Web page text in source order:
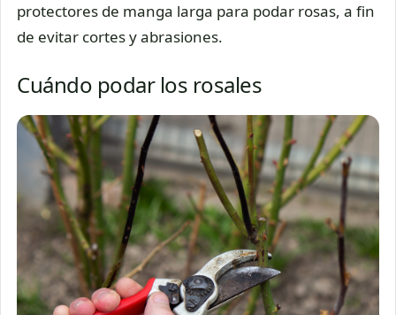
protectores de manga larga para podar rosas, a fin
de evitar cortes y abrasiones.
Cuándo podar los rosales